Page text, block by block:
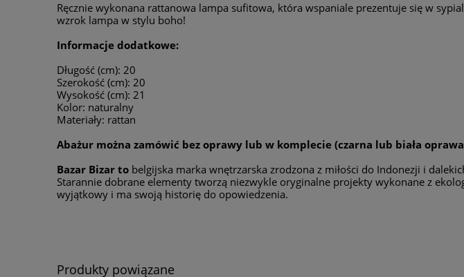
Ręcznie wykonana rattanowa lampa sufitowa, która wspaniale prezentuje się w
wzrok lampa w stylu boho!
Informacje dodatkowe:
Długość (cm): 20
Szerokość (cm): 20
Wysokość (cm): 21
Kolor: naturalny
Materiały: rattan
Abażur można zamówić bez oprawy lub w komplecie (czarna lub biała
Bazar Bizar to belgijska marka wnętrzarska zrodzona z miłości do Indonezji i
Starannie dobrane elementy tworzą niezwykle oryginalne projekty wykonane z
wyjątkowy i ma swoją historię do opowiedzenia.
Produkty powiązane